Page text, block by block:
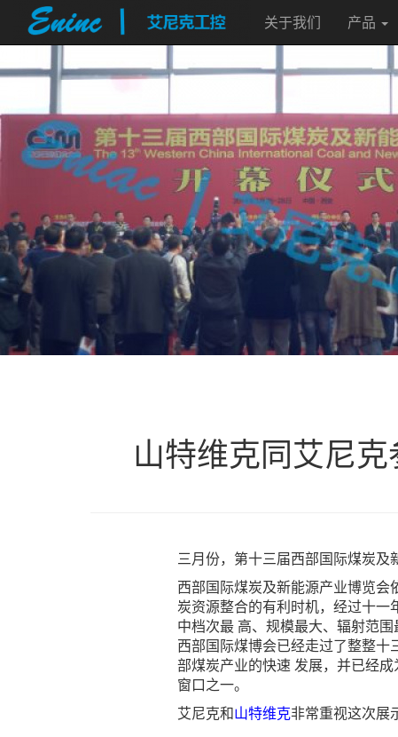
关于我们 产品
山特维克同艾尼
三月份，第十三届西部国际煤炭及
西部国际煤炭及新能源产业博览
炭资源整合的有利时机，经过十
中档次最 高、规模最大、辐射范
西部国际煤博会已经走过了整整
部煤炭产业的快速 发展，并已经
窗口之一。
艾尼克和山特维克非常重视这次展